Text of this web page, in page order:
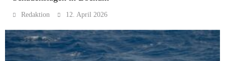
Redaktion 12. April 2026